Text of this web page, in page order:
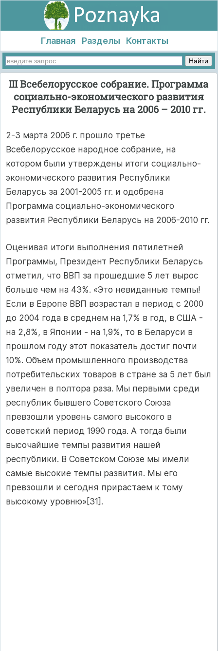
Главная Разделы Контакты
III Всебелорусское собрание. Программа
социально-экономического развития
Республики Беларусь на 2006 – 2010 гг.
2-3 марта 2006 г. прошло третье
Всебелорусское народное собрание, на
котором были утверждены итоги социально-
экономического развития Республики
Беларусь за 2001-2005 гг. и одобрена
Программа социально-экономического
развития Республики Беларусь на 2006-2010 гг.
Оценивая итоги выполнения пятилетней
Программы, Президент Республики Беларусь
отметил, что ВВП за прошедшие 5 лет вырос
больше чем на 43%. «Это невиданные темпы!
Если в Европе ВВП возрастал в период с 2000
до 2004 года в среднем на 1,7% в год, в США -
на 2,8%, в Японии - на 1,9%, то в Беларуси в
прошлом году этот показатель достиг почти
10%. Объем промышленного производства
потребительских товаров в стране за 5 лет был
увеличен в полтора раза. Мы первыми среди
республик бывшего Советского Союза
превзошли уровень самого высокого в
советский период 1990 года. А тогда были
высочайшие темпы развития нашей
республики. В Советском Союзе мы имели
самые высокие темпы развития. Мы его
превзошли и сегодня прирастаем к тому
высокому уровню»[31].